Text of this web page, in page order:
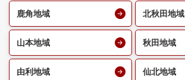
鹿角地域 北秋田地域
山本地域 秋田地域
由利地域 仙北地域